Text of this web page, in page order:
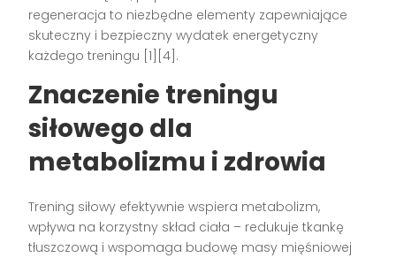
regeneracja to niezbędne elementy zapewniające
skuteczny i bezpieczny wydatek energetyczny
każdego treningu [1][4].
Znaczenie treningu
siłowego dla
metabolizmu i zdrowia
Trening siłowy efektywnie wspiera metabolizm,
wpływa na korzystny skład ciała – redukuje tkankę
tłuszczową i wspomaga budowę masy mięśniowej